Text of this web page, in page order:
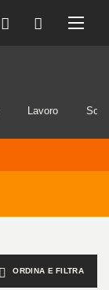
Lavoro
ORDINA E FILTRA